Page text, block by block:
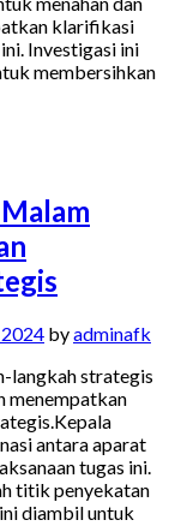
klarifikasi
Investigasi ini
membersihkan
byadminafk
langkah strategis
menempatkan
antara aparat
tugas ini.
titik penyekatan
diambil untuk